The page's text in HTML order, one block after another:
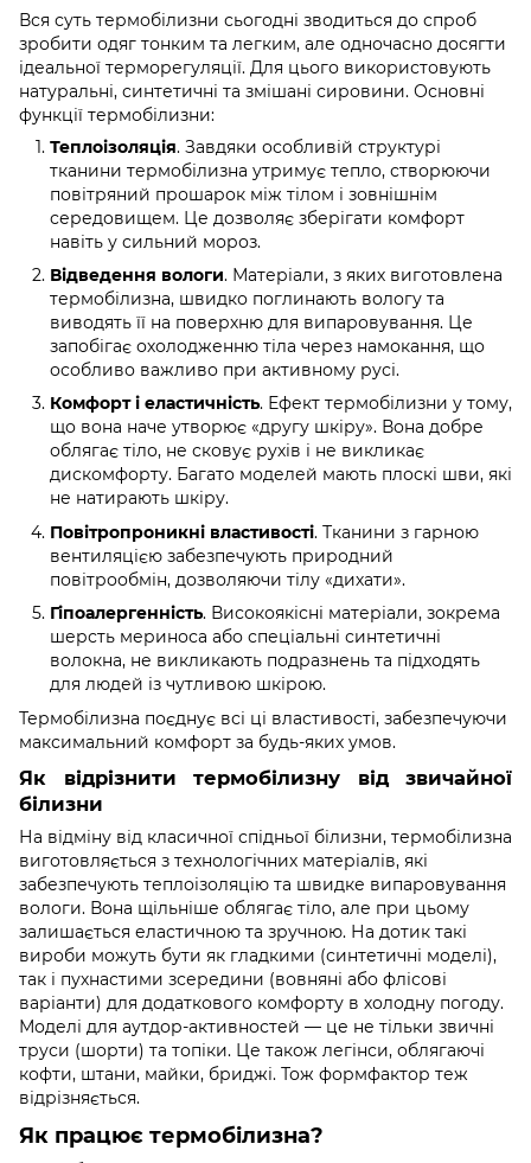
Вся суть термобілизни сьогодні зводиться до спроб
зробити одяг тонким та легким, але одночасно досягти
ідеальної терморегуляції. Для цього використовують
натуральні, синтетичні та змішані сировини. Основні
функції термобілизни:
Теплоізоляція. Завдяки особливій структурі
тканини термобілизна утримує тепло, створюючи
повітряний прошарок між тілом і зовнішнім
середовищем. Це дозволяє зберігати комфорт
навіть у сильний мороз.
Відведення вологи. Матеріали, з яких виготовлена
термобілизна, швидко поглинають вологу та
виводять її на поверхню для випаровування. Це
запобігає охолодженню тіла через намокання, що
особливо важливо при активному русі.
Комфорт і еластичність. Ефект термобілизни у тому,
що вона наче утворює «другу шкіру». Вона добре
облягає тіло, не сковує рухів і не викликає
дискомфорту. Багато моделей мають плоскі шви, які
не натирають шкіру.
Повітропроникні властивості. Тканини з гарною
вентиляцією забезпечують природний
повітрообмін, дозволяючи тілу «дихати».
Гіпоалергенність. Високоякісні матеріали, зокрема
шерсть мериноса або спеціальні синтетичні
волокна, не викликають подразнень та підходять
для людей із чутливою шкірою.
Термобілизна поєднує всі ці властивості, забезпечуючи
максимальний комфорт за будь-яких умов.
Як відрізнити термобілизну від звичайної
білизни
На відміну від класичної спідньої білизни, термобілизна
виготовляється з технологічних матеріалів, які
забезпечують теплоізоляцію та швидке випаровування
вологи. Вона щільніше облягає тіло, але при цьому
залишається еластичною та зручною. На дотик такі
вироби можуть бути як гладкими (синтетичні моделі),
так і пухнастими зсередини (вовняні або флісові
варіанти) для додаткового комфорту в холодну погоду.
Моделі для аутдор-активностей — це не тільки звичні
труси (шорти) та топіки. Це також легінси, облягаючі
кофти, штани, майки, бриджі. Тож формфактор теж
відрізняється.
Як працює термобілизна?